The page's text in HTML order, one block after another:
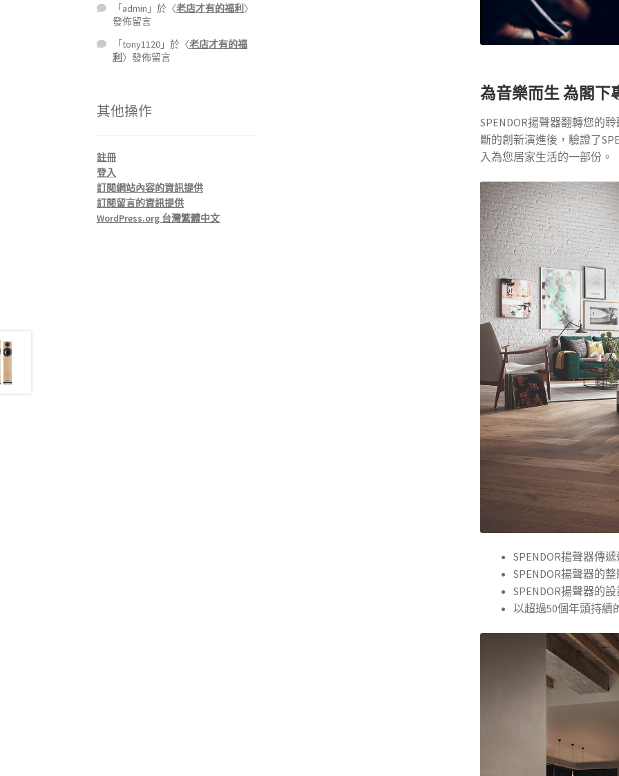
為音樂而生 為閣下
SPENDOR揚聲器翻轉您的
斷的創新演進後，驗證了
入為您居家生活的一部份。
SPENDOR揚聲器傳
SPENDOR揚聲器的
SPENDOR揚聲器的
以超過50個年頭持續
「admin 」於〈老店才有的福利 〉
發佈留言
「tony1120」於〈老店才有的福
利 〉發佈留言
其他操作
註冊
登入
訂閱網站內容的資訊提供
訂閱留言的資訊提供
WordPress.org 台灣繁體中文